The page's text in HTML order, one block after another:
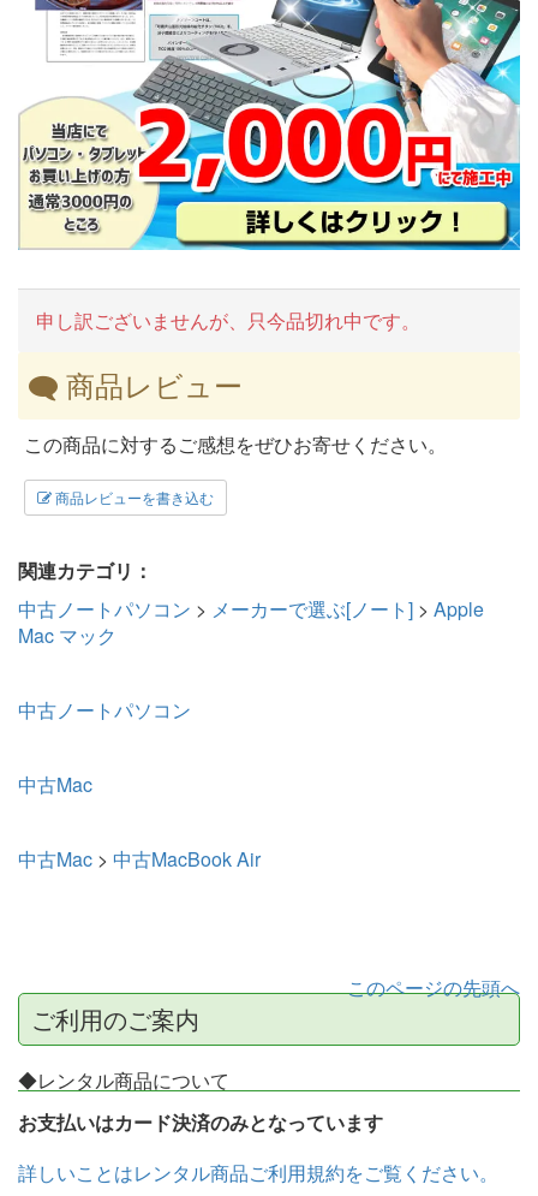
申し訳ございませんが、只今品切れ中です。
商品レビュー
この商品に対するご感想をぜひお寄せください。
商品レビューを書き込む
関連カテゴリ：
中古ノートパソコン > メーカーで選ぶ[ノート] > Apple
Mac マック
中古ノートパソコン
中古Mac
中古Mac > 中古MacBook Air
このページの先頭へ
ご利用のご案内
◆レンタル商品について
お支払いはカード決済のみとなっています
詳しいことはレンタル商品ご利用規約をご覧ください。